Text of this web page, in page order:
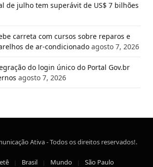
de julho tem superávit de US$ 7 bilhões
carreta com cursos sobre reparos e
de ar-condicionado agosto 7, 2026
do login único do Portal Gov.br
agosto 7, 2026
Ativa - Todos os direitos reservados!.
Brasil Mundo São Paulo